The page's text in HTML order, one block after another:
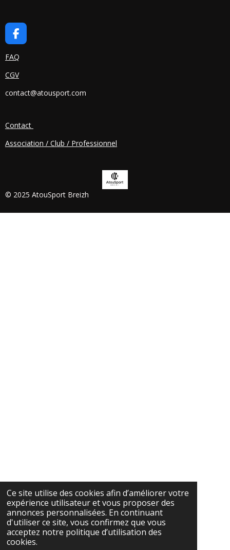
Ce site utilise des cookies afin d’améliorer votre
expérience utilisateur et vous proposer des
annonces personnalisées. En continuant
d'utiliser ce site, vous confirmez que vous
acceptez notre politique d’utilisation des
cookies.
F
A
C
B
O
FAQ
CGV
contact@atousport.com
Contact
Association / Club / Professionnel
© 2025 AtouSport Breizh